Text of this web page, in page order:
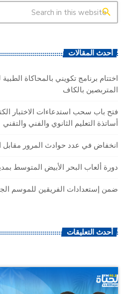
search
أحدث المقالات
اختتام برنامج تكويني بالمحاكاة
المتربصين بالكاف
فتح باب سحب استدعاءات الاختبار
أساتذة التعليم الثانوي والفني والتقني
انخفاض في عدد حوادث المرور مقابل
دورة ألعاب البحر الأبيض المتوسط
ضمن إستعدادات الفريقين للموسم
أحدث التعليقات